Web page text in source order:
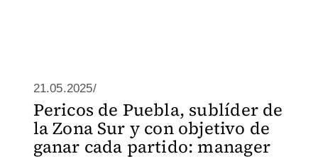
21.05.2025/
Pericos de Puebla, sublíder de
la Zona Sur y con objetivo de
ganar cada partido: manager